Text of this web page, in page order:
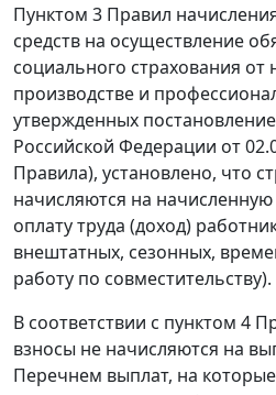
Пунктом 3 Правил
средств на осуществление
социального страхования от
производстве и
утвержденных
Российской Федерации от
Правила), установлено, что
начисляются на
оплату труда (доход)
внештатных, сезонных,
работу по совместительству).
В соответствии с пунктом 4
взносы не начисляются на
Перечнем выплат, на